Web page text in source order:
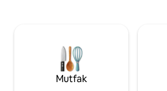
ister uzun süreli konaklama için olsun,
dinlenme anları için mükemmeldir.
Mutfak